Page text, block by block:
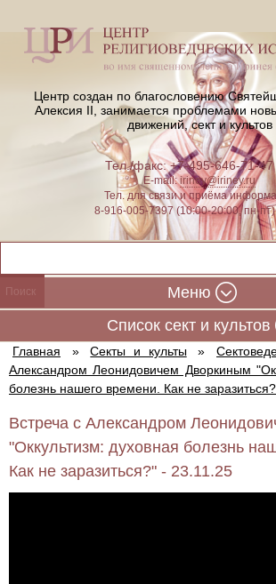
Центр создан по благословению
Алексия II, занимается проблемами
движений, сект и культов
Тел./факс: +7-495-646-71-
E-mail:iriney@iriney.ru
Тел. для связи и приёма
8-916-005-7397 (10:00-20:00, пн-
Меню
Cписок сект и культов
Главная » Секты и культы »
Александром Леонидовичем Дворкиным
болезнь нашего времени. Как не
Встреча с Александром
"Оккультизм: духовная болезнь
Как не заразиться?" - 23.11.25